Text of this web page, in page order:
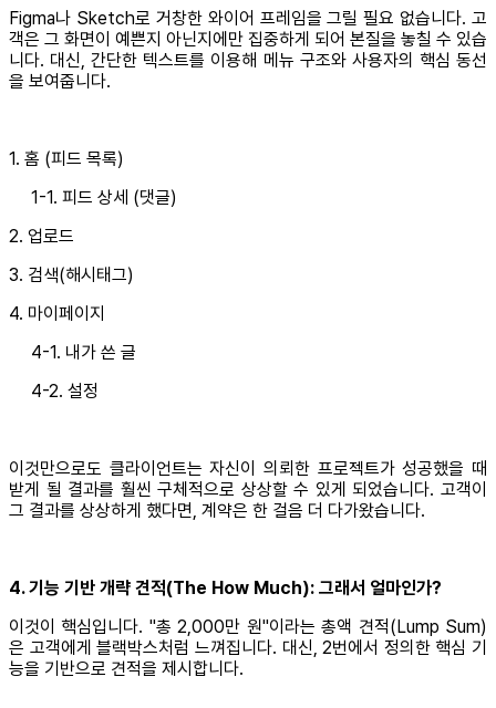
Figma나 Sketch로 거창한 와이어 프레임을 그릴 필요 없습니다. 고
객은 그 화면이 예쁜지 아닌지에만 집중하게 되어 본질을 놓칠 수 있습
니다. 대신, 간단한 텍스트를 이용해 메뉴 구조와 사용자의 핵심 동선
을 보여줍니다.
1. 홈 (피드 목록)
1-1. 피드 상세 (댓글)
2. 업로드
3. 검색(해시태그)
4. 마이페이지
4-1. 내가 쓴 글
4-2. 설정
이것만으로도 클라이언트는 자신이 의뢰한 프로젝트가 성공했을 때
받게 될 결과를 훨씬 구체적으로 상상할 수 있게 되었습니다. 고객이
그 결과를 상상하게 했다면, 계약은 한 걸음 더 다가왔습니다.
4. 기능 기반 개략 견적(The How Much): 그래서 얼마인가?
이것이 핵심입니다. "총 2,000만 원"이라는 총액 견적(Lump Sum)
은 고객에게 블랙박스처럼 느껴집니다. 대신, 2번에서 정의한 핵심 기
능을 기반으로 견적을 제시합니다.